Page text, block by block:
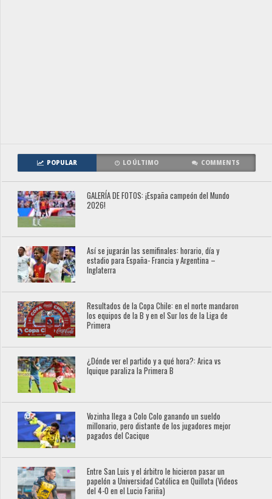
POPULAR LO ÚLTIMO COMMENTS
GALERÍA DE FOTOS: ¡España campeón del Mundo
2026!
Así se jugarán las semifinales: horario, día y
estadio para España- Francia y Argentina –
Inglaterra
Resultados de la Copa Chile: en el norte mandaron
los equipos de la B y en el Sur los de la Liga de
Primera
¿Dónde ver el partido y a qué hora?: Arica vs
Iquique paraliza la Primera B
Vozinha llega a Colo Colo ganando un sueldo
millonario, pero distante de los jugadores mejor
pagados del Cacique
Entre San Luis y el árbitro le hicieron pasar un
papelón a Universidad Católica en Quillota (Videos
del 4-0 en el Lucio Fariña)